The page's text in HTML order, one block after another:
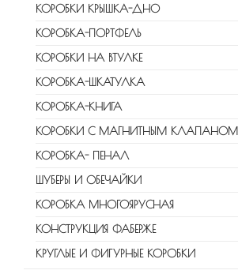
КОРОБКИ КРЫШКА-ДНО
КОРОБКА-ПОРТФЕЛЬ
КОРОБКИ НА ВТУЛКЕ
КОРОБКА-ШКАТУЛКА
КОРОБКА-КНИГА
КОРОБКИ С МАГНИТНЫМ КЛАПАНОМ
КОРОБКА- ПЕНАЛ
ШУБЕРЫ И ОБЕЧАЙКИ
КОРОБКА МНОГОЯРУСНАЯ
КОНСТРУКЦИЯ ФАБЕРЖЕ
КРУГЛЫЕ И ФИГУРНЫЕ КОРОБКИ